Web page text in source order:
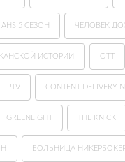
AHS 5 СЕЗОН ЧЕЛОВЕК
ИСТОРИИ ОТТ
IPTV CONTENT DELIVERY
GREENLIGHT THE KNICK
БОЛЬНИЦА